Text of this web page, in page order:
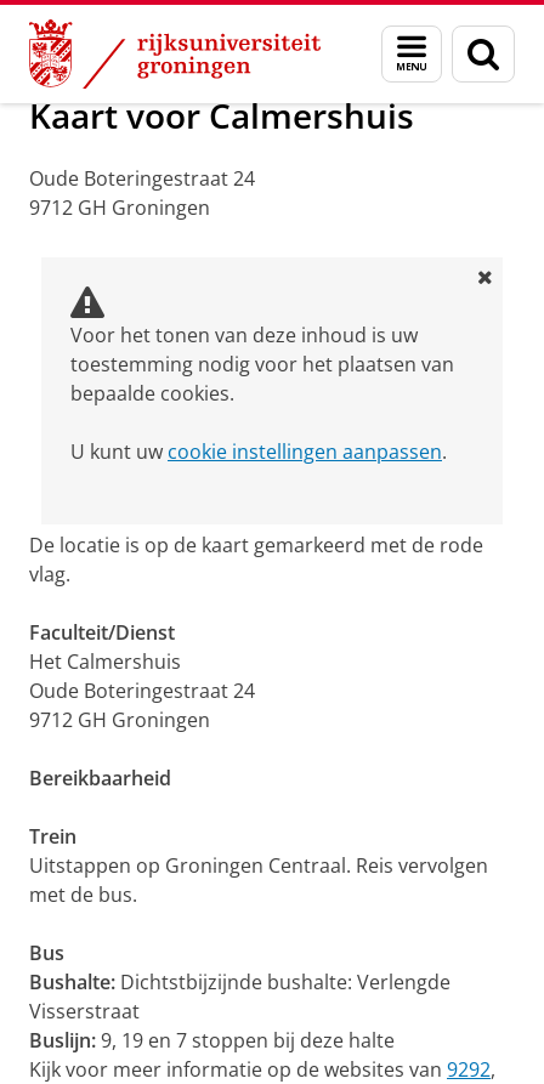
Skip
Content
Skip
Navigation
Menu
en
zoeken
Over ons Praktische zaken Waar vindt u ons
Kaart voor Calmershuis
Oude Boteringestraat 24
9712 GH Groningen
Voor het tonen van deze inhoud is uw
toestemming nodig voor het plaatsen van
bepaalde cookies.
U kunt uw cookie instellingen aanpassen.
De locatie is op de kaart gemarkeerd met de rode
vlag.
Faculteit/Dienst
Het Calmershuis
Oude Boteringestraat 24
9712 GH Groningen
Bereikbaarheid
Trein
Uitstappen op Groningen Centraal. Reis vervolgen
met de bus.
Bus
Bushalte: Dichtstbijzijnde bushalte: Verlengde
Visserstraat
Buslijn:9, 19 en 7 stoppen bij deze halte
Kijk voor meer informatie op de websites van 9292,